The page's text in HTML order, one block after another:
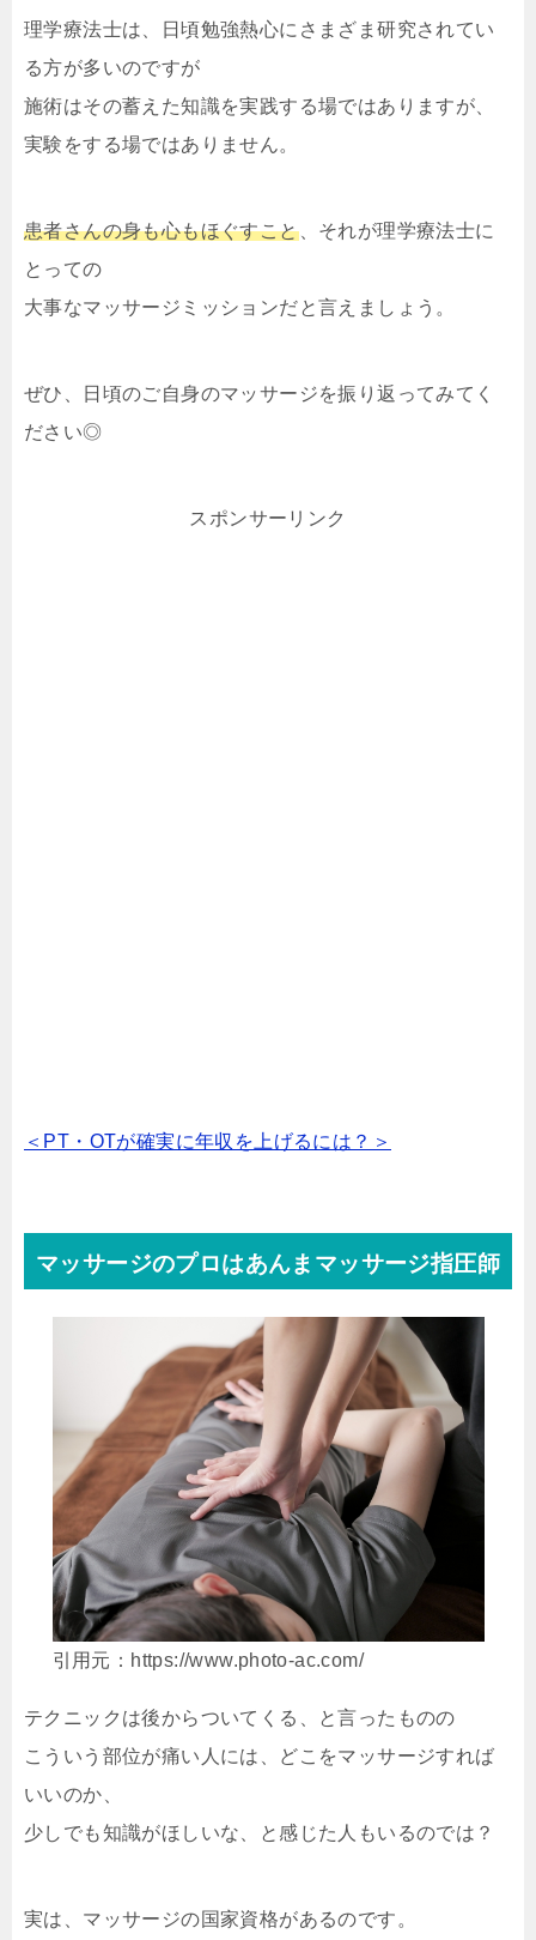
理学療法士は、日頃勉強熱心にさまざま研究されてい
る方が多いのですが
施術はその蓄えた知識を実践する場ではありますが、
実験をする場ではありません。
患者さんの身も心もほぐすこと、それが理学療法士に
とっての
大事なマッサージミッションだと言えましょう。
ぜひ、日頃のご自身のマッサージを振り返ってみてく
ださい◎
スポンサーリンク
＜PT・OTが確実に年収を上げるには？＞
マッサージのプロはあんまマッサージ指圧師
引用元：https://www.photo-ac.com/
テクニックは後からついてくる、と言ったものの
こういう部位が痛い人には、どこをマッサージすれば
いいのか、
少しでも知識がほしいな、と感じた人もいるのでは？
実は、マッサージの国家資格があるのです。